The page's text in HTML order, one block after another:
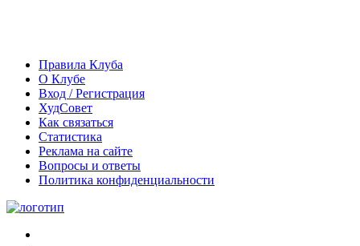
Правила Клуба
О Клубе
Вход / Регистрация
ХудСовет
Как связаться
Статистика
Реклама на сайте
Вопросы и ответы
Политика конфиденциальности